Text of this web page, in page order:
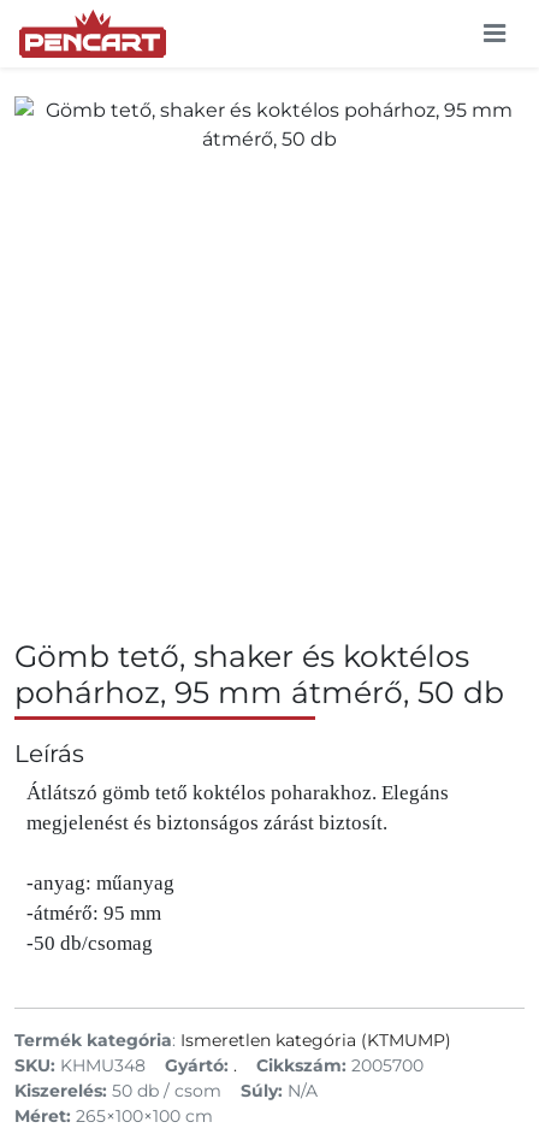
Gömb tető, shaker és koktélos
pohárhoz, 95 mm átmérő, 50 db
Leírás
Átlátszó gömb tető koktélos poharakhoz. Elegáns
megjelenést és biztonságos zárást biztosít.
-anyag: műanyag
-átmérő: 95 mm
-50 db/csomag
Termék kategória: Ismeretlen kategória (KTMUMP)
SKU: KHMU348 Gyártó: . Cikkszám: 2005700
Kiszerelés: 50 db / csom Súly: N/A
Méret: 265×100×100 cm